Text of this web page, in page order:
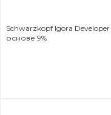
Schwarzkopf Igora
основе 9%